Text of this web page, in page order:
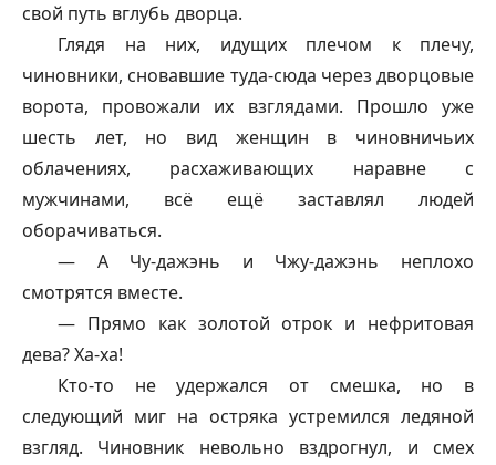
свой путь вглубь дворца.
Глядя на них, идущих плечом к плечу,
чиновники, сновавшие туда-сюда через дворцовые
ворота, провожали их взглядами. Прошло уже
шесть лет, но вид женщин в чиновничьих
облачениях, расхаживающих наравне с
мужчинами, всё ещё заставлял людей
оборачиваться.
— А Чу-дажэнь и Чжу-дажэнь неплохо
смотрятся вместе.
— Прямо как золотой отрок и нефритовая
дева? Ха-ха!
Кто-то не удержался от смешка, но в
следующий миг на остряка устремился ледяной
взгляд. Чиновник невольно вздрогнул, и смех